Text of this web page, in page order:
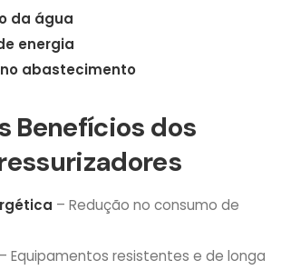
da água
energia
abastecimento
Benefícios dos
– Redução no consumo de
– Equipamentos resistentes e de longa